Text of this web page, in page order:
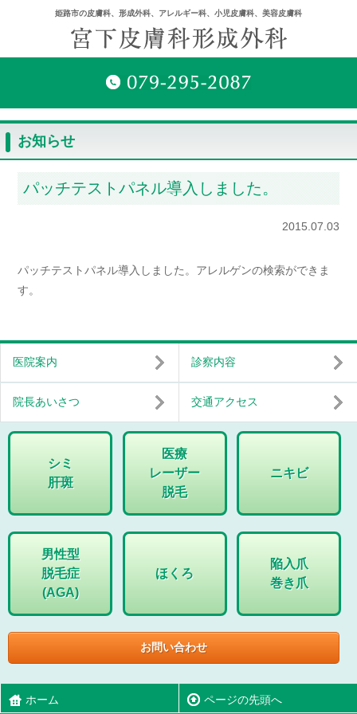
姫路市の皮膚科、形成外科、アレルギー科、小児皮膚科、美容皮膚科
お知らせ
パッチテストパネル導入しました。
2015.07.03
パッチテストパネル導入しました。アレルゲンの検索ができま
す。
医院案内 診察内容
院長あいさつ 交通アクセス
シミ
肝斑
医療
レーザー
脱毛
ニキビ
男性型
脱毛症
(AGA)
ほくろ
陥入爪
巻き爪
お問い合わせ
ホーム ページの先頭へ